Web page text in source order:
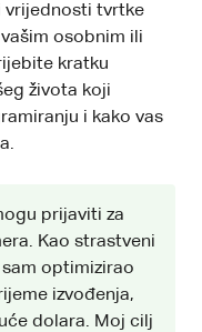
vrijednosti tvrtke
osobnim ili
kratku
života koji
i kako vas
prijaviti za
Kao strastveni
optimizirao
izvođenja,
dolara. Moj cilj